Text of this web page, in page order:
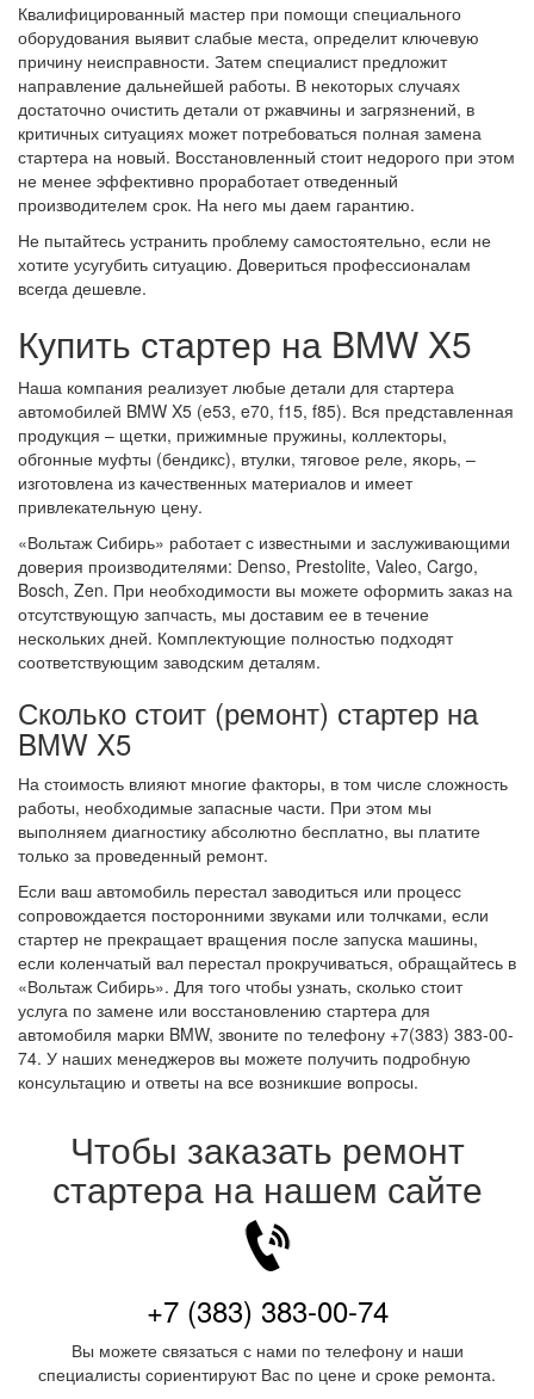
Квалифицированный мастер при помощи специального
оборудования выявит слабые места, определит ключевую
причину неисправности. Затем специалист предложит
направление дальнейшей работы. В некоторых случаях
достаточно очистить детали от ржавчины и загрязнений, в
критичных ситуациях может потребоваться полная замена
стартера на новый. Восстановленный стоит недорого при этом
не менее эффективно проработает отведенный
производителем срок. На него мы даем гарантию.
Не пытайтесь устранить проблему самостоятельно, если не
хотите усугубить ситуацию. Довериться профессионалам
всегда дешевле.
Купить стартер на BMW X5
Наша компания реализует любые детали для стартера
автомобилей BMW X5 (e53, e70, f15, f85). Вся представленная
продукция – щетки, прижимные пружины, коллекторы,
обгонные муфты (бендикс), втулки, тяговое реле, якорь, –
изготовлена из качественных материалов и имеет
привлекательную цену.
«Вольтаж Сибирь» работает с известными и заслуживающими
доверия производителями: Denso, Prestolite, Valeo, Cargo,
Bosch, Zen. При необходимости вы можете оформить заказ на
отсутствующую запчасть, мы доставим ее в течение
нескольких дней. Комплектующие полностью подходят
соответствующим заводским деталям.
Сколько стоит (ремонт) стартер на
BMW X5
На стоимость влияют многие факторы, в том числе сложность
работы, необходимые запасные части. При этом мы
выполняем диагностику абсолютно бесплатно, вы платите
только за проведенный ремонт.
Если ваш автомобиль перестал заводиться или процесс
сопровождается посторонними звуками или толчками, если
стартер не прекращает вращения после запуска машины,
если коленчатый вал перестал прокручиваться, обращайтесь в
«Вольтаж Сибирь». Для того чтобы узнать, сколько стоит
услуга по замене или восстановлению стартера для
автомобиля марки BMW, звоните по телефону +7(383) 383-00-
74. У наших менеджеров вы можете получить подробную
консультацию и ответы на все возникшие вопросы.
Чтобы заказать ремонт
стартера на нашем сайте
+7 (383) 383-00-74
Вы можете связаться с нами по телефону и наши
специалисты сориентируют Вас по цене и сроке ремонта.